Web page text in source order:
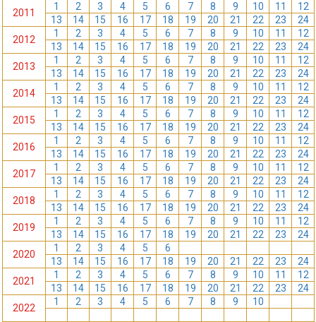
2011
1 2 3 4 5 6 7 8 9 10 11
12
13
14 15 16 17 18 19 20 21 22 23
24
2012
1 2 3 4 5 6 7 8 9 10 11
12
13
14 15 16 17 18 19 20 21 22 23
24
2013
1 2 3 4 5 6 7 8 9 10 11
12
13
14 15 16 17 18 19 20 21 22 23
24
2014
1 2 3 4 5 6 7 8 9 10 11
12
13
14 15 16 17 18 19 20 21 22 23
24
2015
1 2 3 4 5 6 7 8 9 10 11
12
13
14 15 16 17 18 19 20 21 22 23
24
2016
1 2 3 4 5 6 7 8 9 10 11
12
13
14 15 16 17 18 19 20 21 22 23
24
2017
1 2 3 4 5 6 7 8 9 10 11
12
13
14 15 16 17 18 19 20 21 22 23
24
2018
1 2 3 4 5 6 7 8 9 10 11
12
13
14 15 16 17 18 19 20 21 22 23
24
2019
1 2 3 4 5 6 7 8 9 10 11
12
13
14 15 16 17 18 19 20 21 22 23
24
2020
1 2 3 4 5 6
13
14 15 16 17 18 19 20 21 22 23
24
2021
1 2 3 4 5 6 7 8 9 10 11
12
13
14 15 16 17 18 19 20 21 22 23
24
2022
1 2 3 4 5 6 7 8 9 10